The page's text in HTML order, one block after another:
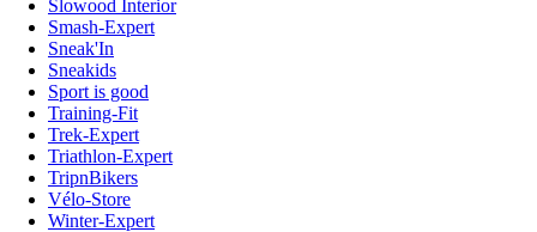
Slowood Interior
Smash-Expert
Sneak'In
Sneakids
Sport is good
Training-Fit
Trek-Expert
Triathlon-Expert
TripnBikers
Vélo-Store
Winter-Expert